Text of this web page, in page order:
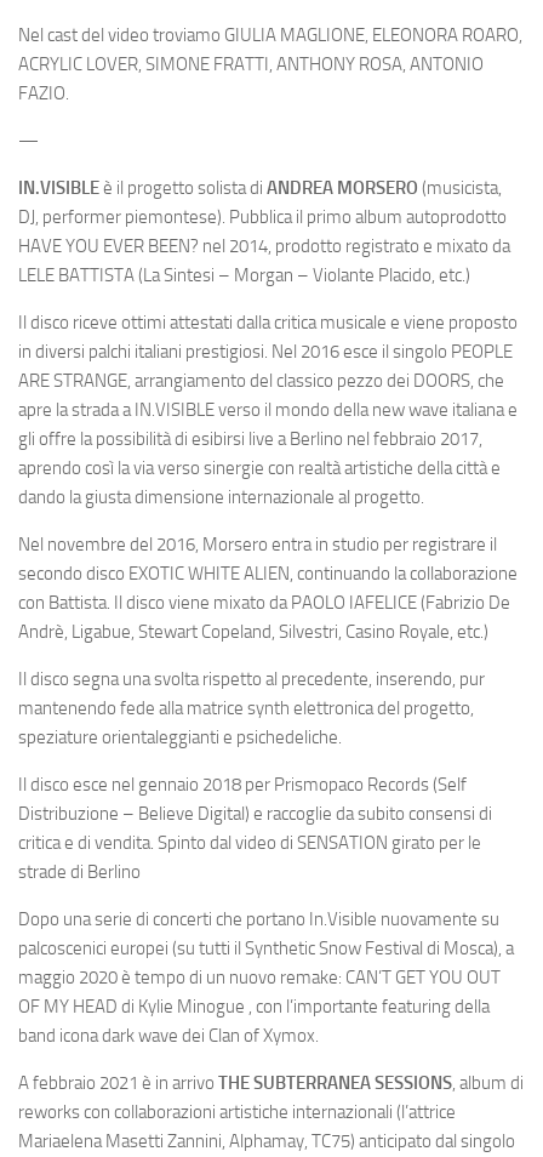
Nel cast del video troviamo GIULIA MAGLIONE, ELEONORA ROARO,
ACRYLIC LOVER, SIMONE FRATTI, ANTHONY ROSA, ANTONIO
FAZIO.
—
IN.VISIBLEè il progetto solista di ANDREA MORSERO (musicista,
DJ, performer piemontese). Pubblica il primo album autoprodotto
HAVE YOU EVER BEEN? nel 2014, prodotto registrato e mixato da
LELE BATTISTA (La Sintesi – Morgan – Violante Placido, etc.)
Il disco riceve ottimi attestati dalla critica musicale e viene proposto
in diversi palchi italiani prestigiosi. Nel 2016 esce il singolo PEOPLE
ARE STRANGE, arrangiamento del classico pezzo dei DOORS, che
apre la strada a IN.VISIBLE verso il mondo della new wave italiana e
gli offre la possibilità di esibirsi live a Berlino nel febbraio 2017,
aprendo così la via verso sinergie con realtà artistiche della città e
dando la giusta dimensione internazionale al progetto.
Nel novembre del 2016, Morsero entra in studio per registrare il
secondo disco EXOTIC WHITE ALIEN, continuando la collaborazione
con Battista. Il disco viene mixato da PAOLO IAFELICE (Fabrizio De
Andrè, Ligabue, Stewart Copeland, Silvestri, Casino Royale, etc.)
Il disco segna una svolta rispetto al precedente, inserendo, pur
mantenendo fede alla matrice synth elettronica del progetto,
speziature orientaleggianti e psichedeliche.
Il disco esce nel gennaio 2018 per Prismopaco Records (Self
Distribuzione – Believe Digital) e raccoglie da subito consensi di
critica e di vendita. Spinto dal video di SENSATION girato per le
strade di Berlino
Dopo una serie di concerti che portano In.Visible nuovamente su
palcoscenici europei (su tutti il Synthetic Snow Festival di Mosca), a
maggio 2020 è tempo di un nuovo remake: CAN’T GET YOU OUT
OF MY HEAD di Kylie Minogue , con l’importante featuring della
band icona dark wave dei Clan of Xymox.
A febbraio 2021 è in arrivo THE SUBTERRANEA SESSIONS, album di
reworks con collaborazioni artistiche internazionali (l’attrice
Mariaelena Masetti Zannini, Alphamay, TC75) anticipato dal singolo